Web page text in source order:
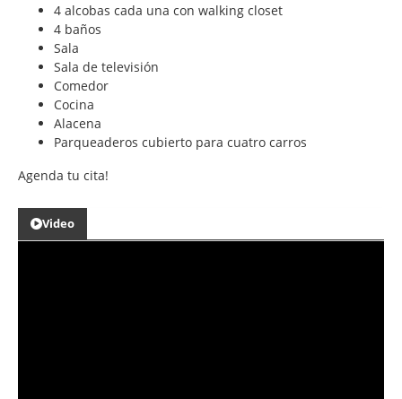
4 alcobas cada una con walking closet
4 baños
Sala
Sala de televisión
Comedor
Cocina
Alacena
Parqueaderos cubierto para cuatro carros
Agenda tu cita!
Video